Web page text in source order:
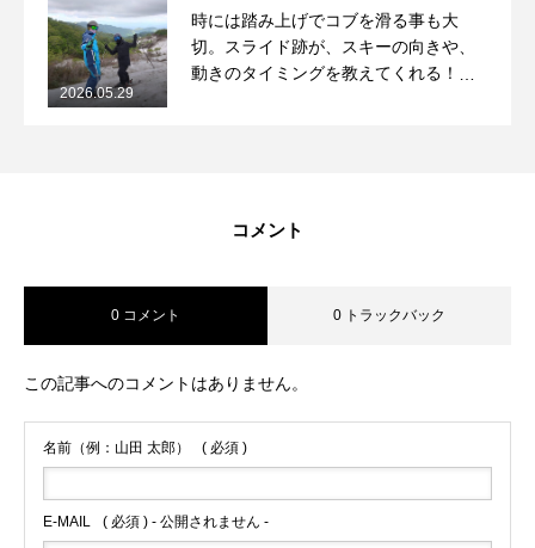
時には踏み上げでコブを滑る事も大
切。スライド跡が、スキーの向きや、
動きのタイミングを教えてくれる！
2026.05.29
コメント
0 コメント 0 トラックバック
この記事へのコメントはありません。
名前（例：山田 太郎） ( 必須 )
E-MAIL ( 必須 ) - 公開されません -